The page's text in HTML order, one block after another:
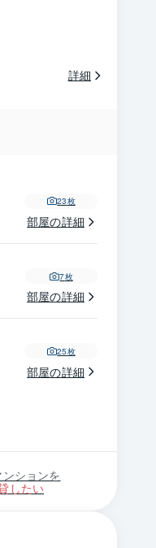
詳細
23枚
部屋の詳細
7枚
部屋の詳細
25枚
部屋の詳細
ションを
したい